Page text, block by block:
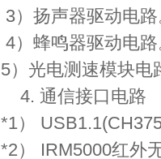
3）扬声器驱动电
4）蜂鸣器驱动电
5）光电测速模块电
4. 通信接口电路
*1）
*2） IRM5000红外